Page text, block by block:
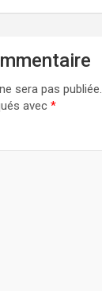
sera pas publiée.
avec *